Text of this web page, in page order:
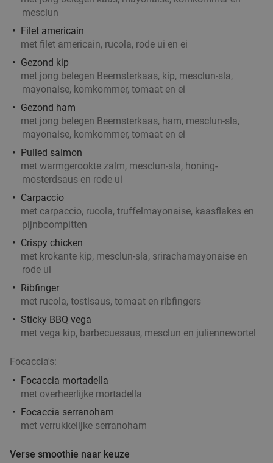
mesclun
Filet americain
met filet americain, rucola, rode ui en ei
Gezond kip
met jong belegen Beemsterkaas, kip, mesclun-sla,
mayonaise, komkommer, tomaat en ei
Gezond ham
met jong belegen Beemsterkaas, ham, mesclun-sla,
mayonaise, komkommer, tomaat en ei
Pulled salmon
met warmgerookte zalm, mesclun-sla, honing-
mosterdsaus en rode ui
Carpaccio
met carpaccio, rucola, truffelmayonaise, kaasflakes en
pijnboompitten
Crispy chicken
met krokante kip, mesclun-sla, srirachamayonaise en
rode ui
Ribfinger
met rucola, tostisaus, tomaat en ribfingers
Sticky BBQ vega
met vega kip, barbecuesaus, mesclun en juliennewortel
Focaccia's:
Focaccia mortadella
met overheerlijke mortadella
Focaccia serranoham
met verrukkelijke serranoham
Verse smoothie naar keuze